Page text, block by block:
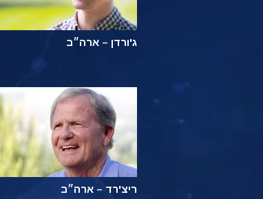
ג'ורדן – ארה״ב
ריצ'רד – ארה״ב